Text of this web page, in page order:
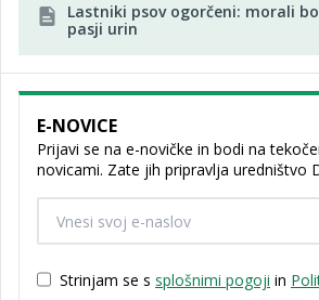
Lastniki psov ogorčeni: morali
pasji urin
E-NOVICE
Prijavi se na e-novičke in bodi na
novicami. Zate jih pripravlja uredništvo
Strinjam se s splošnimi pogoji in